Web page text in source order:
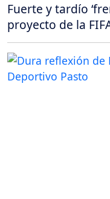
Fuerte y tardío
proyecto de la